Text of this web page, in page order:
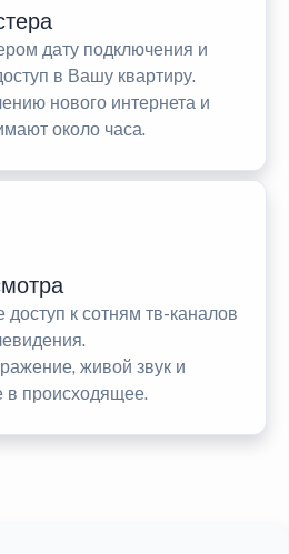
дату подключения и
в Вашу квартиру.
нового интернета и
около часа.
доступ к сотням тв-каналов
живой звук и
в происходящее.